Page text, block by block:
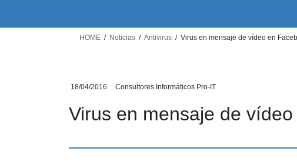
HOME Noticias Antivirus Virus en mensaje de vídeo en
18/04/2016 Consultores Informáticos Pro-IT
Virus en mensaje de